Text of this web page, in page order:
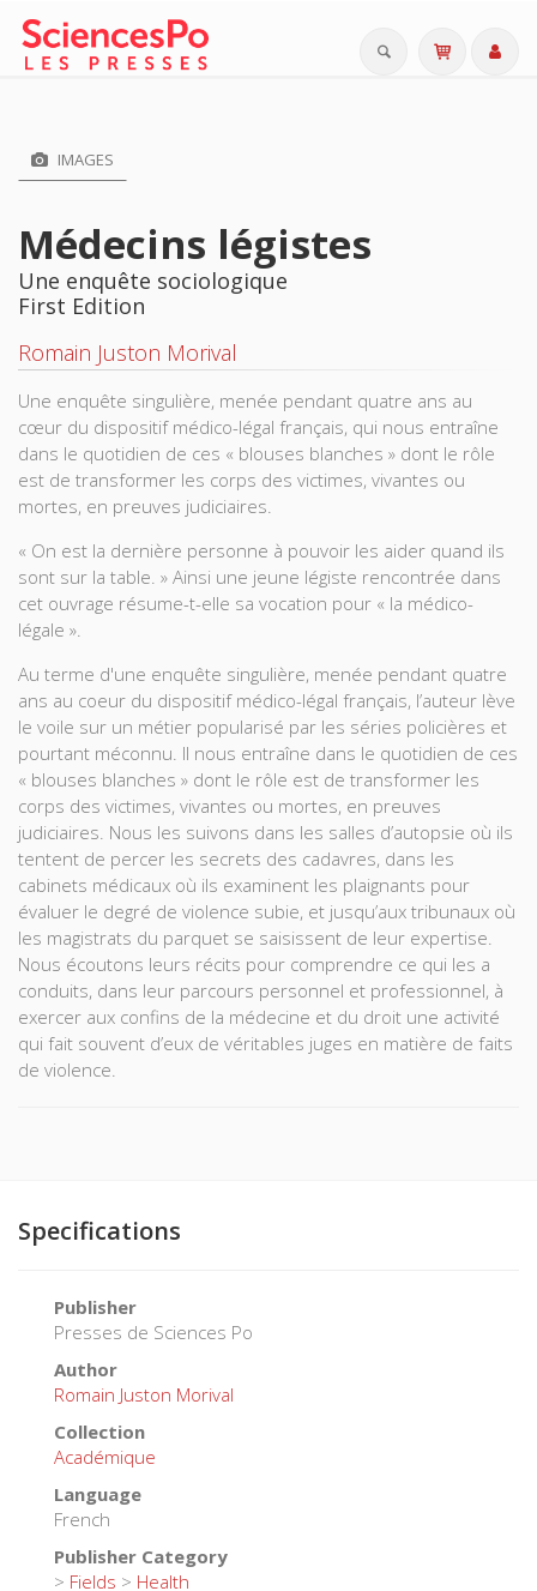
IMAGES
Médecins légistes
Une enquête sociologique
First Edition
Romain Juston Morival
Une enquête singulière, menée pendant quatre ans au
cœur du dispositif médico-légal français, qui nous entraîne
dans le quotidien de ces « blouses blanches » dont le rôle
est de transformer les corps des victimes, vivantes ou
mortes, en preuves judiciaires.
« On est la dernière personne à pouvoir les aider quand ils
sont sur la table. » Ainsi une jeune légiste rencontrée dans
cet ouvrage résume-t-elle sa vocation pour « la médico-
légale ».
Au terme d'une enquête singulière, menée pendant quatre
ans au coeur du dispositif médico-légal français, l’auteur lève
le voile sur un métier popularisé par les séries policières et
pourtant méconnu. Il nous entraîne dans le quotidien de ces
« blouses blanches » dont le rôle est de transformer les
corps des victimes, vivantes ou mortes, en preuves
judiciaires. Nous les suivons dans les salles d’autopsie où ils
tentent de percer les secrets des cadavres, dans les
cabinets médicaux où ils examinent les plaignants pour
évaluer le degré de violence subie, et jusqu’aux tribunaux où
les magistrats du parquet se saisissent de leur expertise.
Nous écoutons leurs récits pour comprendre ce qui les a
conduits, dans leur parcours personnel et professionnel, à
exercer aux confins de la médecine et du droit une activité
qui fait souvent d’eux de véritables juges en matière de faits
de violence.
Specifications
Publisher
Presses de Sciences Po
Author
Romain Juston Morival
Collection
Académique
Language
French
Publisher Category
> Fields > Health